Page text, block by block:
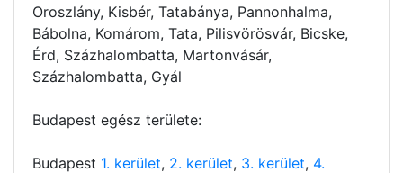
Oroszlány, Kisbér, Tatabánya, Pannonhalma,
Bábolna, Komárom, Tata, Pilisvörösvár, Bicske,
Érd, Százhalombatta, Martonvásár,
Százhalombatta, Gyál
Budapest egész területe:
Budapest 1. kerület, 2. kerület, 3. kerület, 4.